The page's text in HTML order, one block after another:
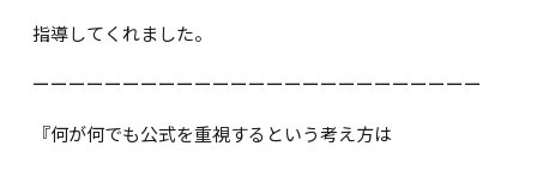
指導してくれました。
ーーーーーーーーーーーーーーーーーーーーーーーーー
『何が何でも公式を重視するという考え方は